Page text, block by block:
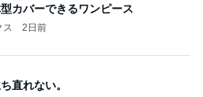
カバーできるワンピース
ス 2日前
直れない。